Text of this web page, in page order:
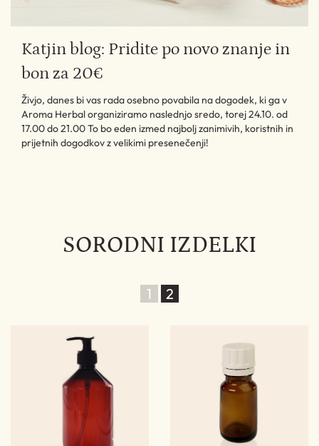
Katjin blog: Pridite po novo znanje in
bon za 20€
Živjo, danes bi vas rada osebno povabila na dogodek, ki ga v
Aroma Herbal organiziramo naslednjo sredo, torej 24.10. od
17.00 do 21.00 To bo eden izmed najbolj zanimivih, koristnih in
prijetnih dogodkov z velikimi presenečenji!
SORODNI IZDELKI
1 2